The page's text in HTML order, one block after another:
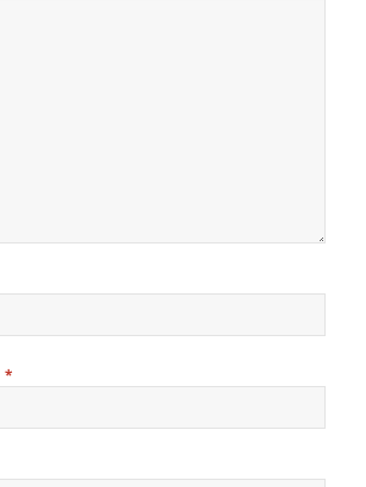
*